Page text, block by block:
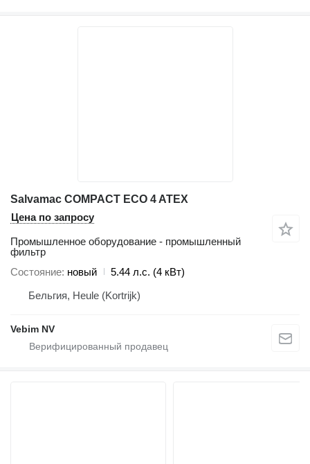
Salvamac COMPACT ECO 4 ATEX
Цена по запросу
Промышленное оборудование - промышленный
фильтр
Состояние новый
5.44 л.с. (4 кВт)
Бельгия, Heule (Kortrijk)
Vebim NV